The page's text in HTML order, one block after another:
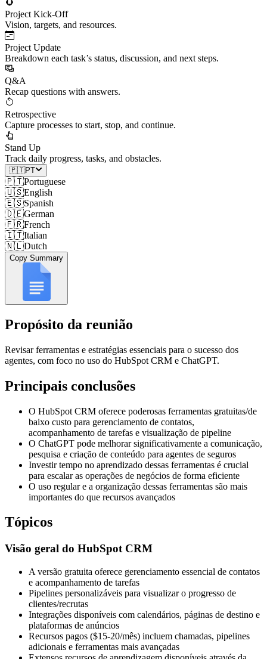
Project Kick-Off
Vision, targets, and resources.
Project Update
Breakdown each task’s status, discussion, and next steps.
Q&A
Recap questions with answers.
Retrospective
Capture processes to start, stop, and continue.
Stand Up
Track daily progress, tasks, and obstacles.
🇵🇹PT
🇵🇹Portuguese
🇺🇸English
🇪🇸Spanish
🇩🇪German
🇫🇷French
🇮🇹Italian
🇳🇱Dutch
Copy Summary
Propósito da reunião
Revisar ferramentas e estratégias essenciais para o sucesso dos
agentes, com foco no uso do HubSpot CRM e ChatGPT.
Principais conclusões
O HubSpot CRM oferece poderosas ferramentas gratuitas/de
baixo custo para gerenciamento de contatos,
acompanhamento de tarefas e visualização de pipeline
O ChatGPT pode melhorar significativamente a comunicação,
pesquisa e criação de conteúdo para agentes de seguros
Investir tempo no aprendizado dessas ferramentas é crucial
para escalar as operações de negócios de forma eficiente
O uso regular e a organização dessas ferramentas são mais
importantes do que recursos avançados
Tópicos
Visão geral do HubSpot CRM
A versão gratuita oferece gerenciamento essencial de contatos
e acompanhamento de tarefas
Pipelines personalizáveis para visualizar o progresso de
clientes/recrutas
Integrações disponíveis com calendários, páginas de destino e
plataformas de anúncios
Recursos pagos ($15-20/mês) incluem chamadas, pipelines
adicionais e ferramentas mais avançadas